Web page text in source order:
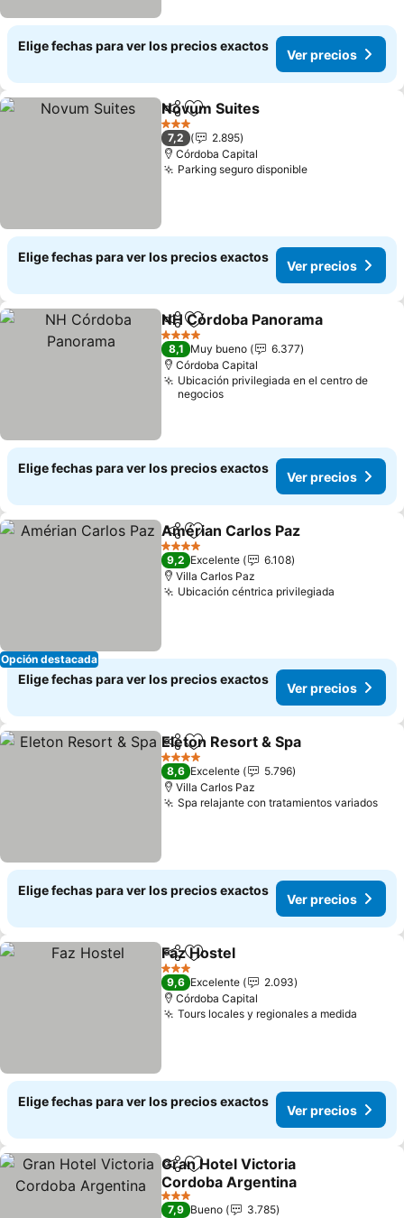
Elige fechas para ver los precios exactos
Ver precios
CompartirAgregar a favoritos
Novum Suites
3 Estrellas
7,2
2.895
Córdoba Capital
Parking seguro disponible
Elige fechas para ver los precios exactos
Ver precios
CompartirAgregar a favoritos
NH Córdoba Panorama
4 Estrellas
8,1 Muy bueno
6.377
Córdoba Capital
Ubicación privilegiada en el centro de
negocios
Elige fechas para ver los precios exactos
Ver precios
Opción destacada
CompartirAgregar a favoritos
Amérian Carlos Paz
4 Estrellas
9,2 Excelente
6.108
Villa Carlos Paz
Ubicación céntrica privilegiada
Elige fechas para ver los precios exactos
Ver precios
CompartirAgregar a favoritos
Eleton Resort & Spa
4 Estrellas
8,6 Excelente
5.796
Villa Carlos Paz
Spa relajante con tratamientos variados
Elige fechas para ver los precios exactos
Ver precios
CompartirAgregar a favoritos
Faz Hostel
3 Estrellas
9,6 Excelente
2.093
Córdoba Capital
Tours locales y regionales a medida
Elige fechas para ver los precios exactos
Ver precios
CompartirAgregar a favoritos
Gran Hotel Victoria
Cordoba Argentina
3 Estrellas
7,9 Bueno
3.785